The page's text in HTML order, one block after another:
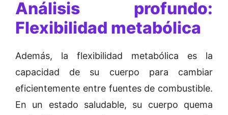
Análisis profundo:
Flexibilidad metabólica
Además, la flexibilidad metabólica es la
capacidad de su cuerpo para cambiar
eficientemente entre fuentes de combustible.
En un estado saludable, su cuerpo quema